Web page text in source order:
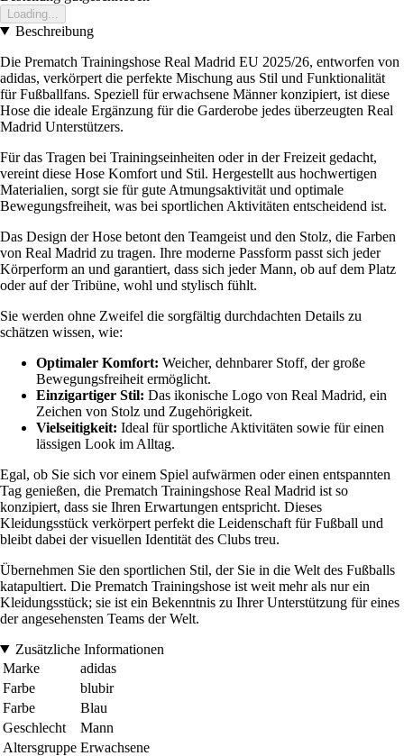
Loading...
Beschreibung
Die Prematch Trainingshose Real Madrid EU 2025/26, entworfen von
adidas, verkörpert die perfekte Mischung aus Stil und Funktionalität
für Fußballfans. Speziell für erwachsene Männer konzipiert, ist diese
Hose die ideale Ergänzung für die Garderobe jedes überzeugten Real
Madrid Unterstützers.
Für das Tragen bei Trainingseinheiten oder in der Freizeit gedacht,
vereint diese Hose Komfort und Stil. Hergestellt aus hochwertigen
Materialien, sorgt sie für gute Atmungsaktivität und optimale
Bewegungsfreiheit, was bei sportlichen Aktivitäten entscheidend ist.
Das Design der Hose betont den Teamgeist und den Stolz, die Farben
von Real Madrid zu tragen. Ihre moderne Passform passt sich jeder
Körperform an und garantiert, dass sich jeder Mann, ob auf dem Platz
oder auf der Tribüne, wohl und stylisch fühlt.
Sie werden ohne Zweifel die sorgfältig durchdachten Details zu
schätzen wissen, wie:
Optimaler Komfort: Weicher, dehnbarer Stoff, der große
Bewegungsfreiheit ermöglicht.
Einzigartiger Stil: Das ikonische Logo von Real Madrid, ein
Zeichen von Stolz und Zugehörigkeit.
Vielseitigkeit: Ideal für sportliche Aktivitäten sowie für einen
lässigen Look im Alltag.
Egal, ob Sie sich vor einem Spiel aufwärmen oder einen entspannten
Tag genießen, die Prematch Trainingshose Real Madrid ist so
konzipiert, dass sie Ihren Erwartungen entspricht. Dieses
Kleidungsstück verkörpert perfekt die Leidenschaft für Fußball und
bleibt dabei der visuellen Identität des Clubs treu.
Übernehmen Sie den sportlichen Stil, der Sie in die Welt des Fußballs
katapultiert. Die Prematch Trainingshose ist weit mehr als nur ein
Kleidungsstück; sie ist ein Bekenntnis zu Ihrer Unterstützung für eines
der angesehensten Teams der Welt.
Zusätzliche Informationen
Marke
adidas
Farbe
blubir
Farbe
Blau
Geschlecht
Mann
Altersgruppe Erwachsene